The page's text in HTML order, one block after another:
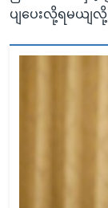
ပျပေးလို့ရမယျ